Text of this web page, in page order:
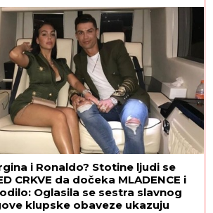
i Ronaldo? Stotine ljudi se
CRKVE da dočeka MLADENCE i
Oglasila se sestra slavnog
klupske obaveze ukazuju